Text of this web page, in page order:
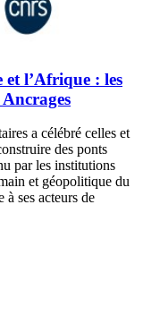
et l’Afrique : les
a célébré celles et
des ponts
par les institutions
et géopolitique du
ses acteurs de